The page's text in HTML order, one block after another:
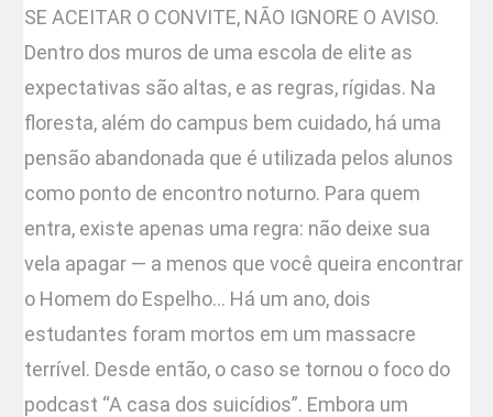
SE ACEITAR O CONVITE, NÃO IGNORE O AVISO.
Dentro dos muros de uma escola de elite as
expectativas são altas, e as regras, rígidas. Na
floresta, além do campus bem cuidado, há uma
pensão abandonada que é utilizada pelos alunos
como ponto de encontro noturno. Para quem
entra, existe apenas uma regra: não deixe sua
vela apagar — a menos que você queira encontrar
o Homem do Espelho… Há um ano, dois
estudantes foram mortos em um massacre
terrível. Desde então, o caso se tornou o foco do
podcast “A casa dos suicídios”. Embora um